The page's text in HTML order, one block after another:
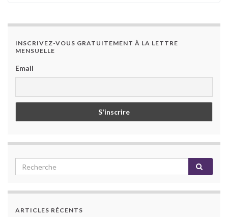
INSCRIVEZ-VOUS GRATUITEMENT À LA LETTRE
MENSUELLE
Email
ARTICLES RÉCENTS